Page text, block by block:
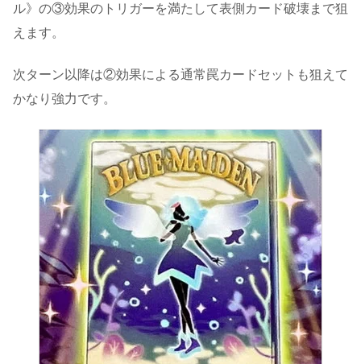
ル》の③効果のトリガーを満たして表側カード破壊まで狙
えます。
次ターン以降は②効果による通常罠カードセットも狙えて
かなり強力です。